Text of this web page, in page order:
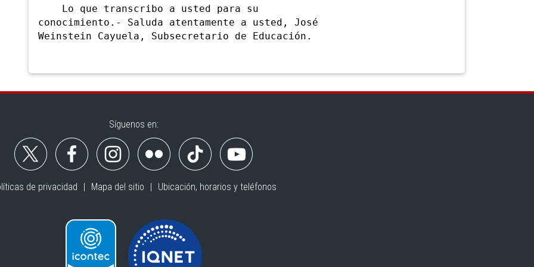
Lo que transcribo a usted para su
conocimiento.- Saluda atentamente a usted, José
Weinstein Cayuela, Subsecretario de Educación.
Síguenos en:
de privacidad Mapa del sitio Ubicación, horarios y teléfonos